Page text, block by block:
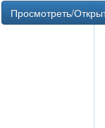
Просмотреть/